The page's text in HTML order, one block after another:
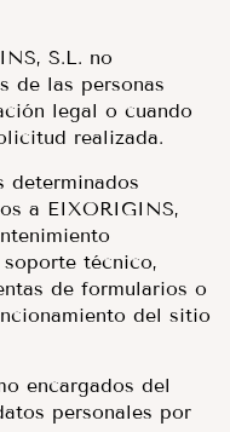
S.L. no
de las personas
legal o cuando
realizada.
determinados
a EIXORIGINS,
técnico,
de formularios o
del sitio
encargados del
personales por